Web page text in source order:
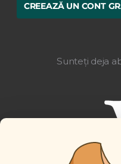
CREEAZĂ UN CONT
Sunteți deja